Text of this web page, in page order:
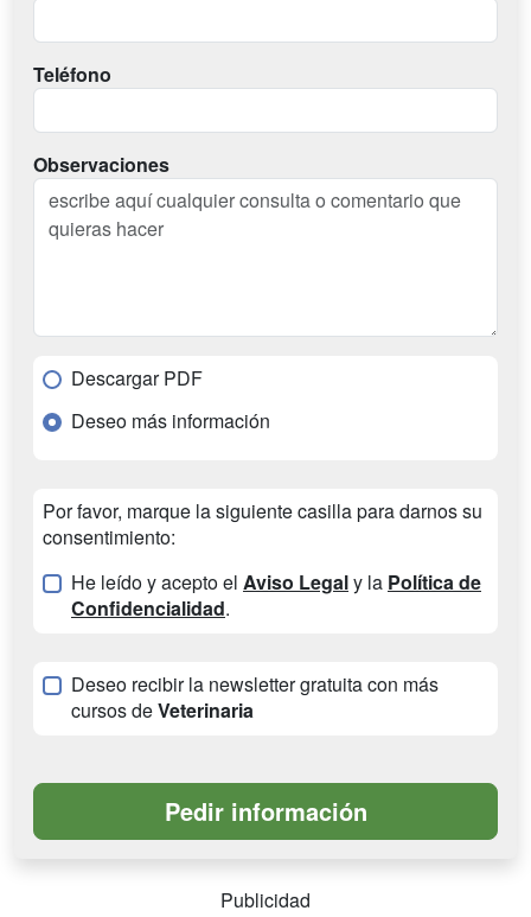
Teléfono
Observaciones
Descargar PDF
Deseo más información
Por favor, marque la siguiente casilla para darnos su
consentimiento:
He leído y acepto el Aviso Legaly la Política de
Confidencialidad.
Deseo recibir la newsletter gratuita con más
cursos deVeterinaria
Publicidad